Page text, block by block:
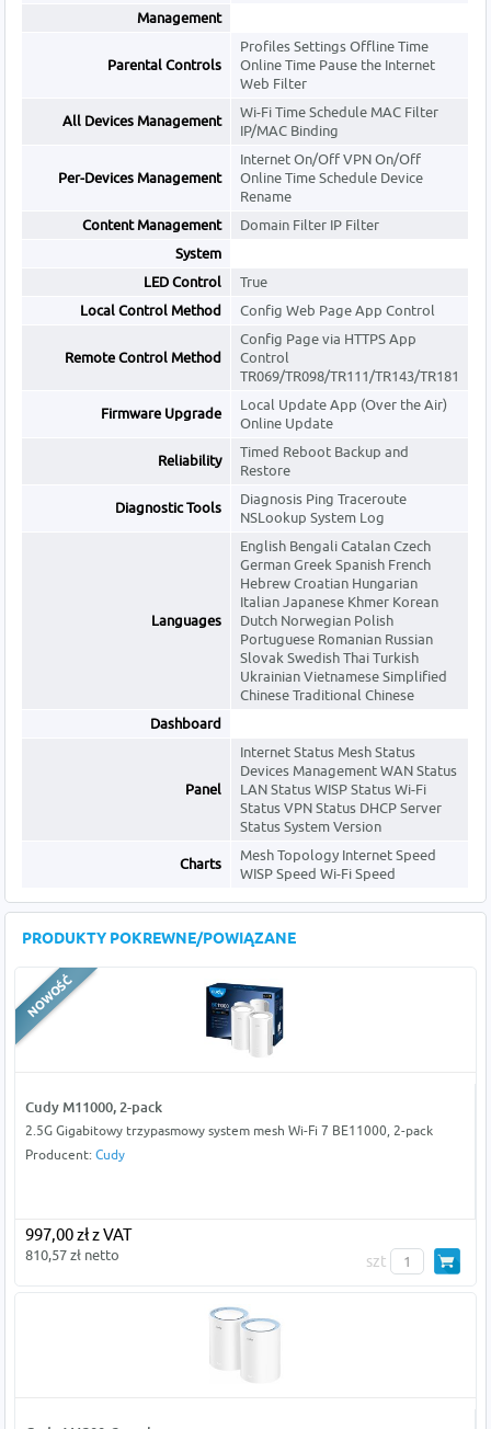
Management
Parental Controls
Profiles Settings Offline Time
Online Time Pause the Internet
Web Filter
All Devices Management
Wi-Fi Time Schedule MAC Filter
IP/MAC Binding
Per-Devices Management
Internet On/Off VPN On/Off
Online Time Schedule Device
Rename
Content Management
Domain Filter IP Filter
System
LED Control
True
Local Control Method
Config Web Page App Control
Remote Control Method
Config Page via HTTPS App
Control
TR069/TR098/TR111/TR143/TR181
Firmware Upgrade
Local Update App (Over the Air)
Online Update
Reliability
Timed Reboot Backup and
Restore
Diagnostic Tools
Diagnosis Ping Traceroute
NSLookup System Log
Languages
English Bengali Catalan Czech
German Greek Spanish French
Hebrew Croatian Hungarian
Italian Japanese Khmer Korean
Dutch Norwegian Polish
Portuguese Romanian Russian
Slovak Swedish Thai Turkish
Ukrainian Vietnamese Simplified
Chinese Traditional Chinese
Dashboard
Panel
Internet Status Mesh Status
Devices Management WAN Status
LAN Status WISP Status Wi-Fi
Status VPN Status DHCP Server
Status System Version
Charts
Mesh Topology Internet Speed
WISP Speed Wi-Fi Speed
PRODUKTY POKREWNE/POWIĄZANE
Cudy M11000, 2-pack
2.5G Gigabitowy trzypasmowy system mesh Wi-Fi 7 BE11000, 2-pack
Producent: Cudy
997,00 zł z VAT
810,57 zł netto szt